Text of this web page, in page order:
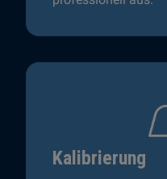
Kalibrierung